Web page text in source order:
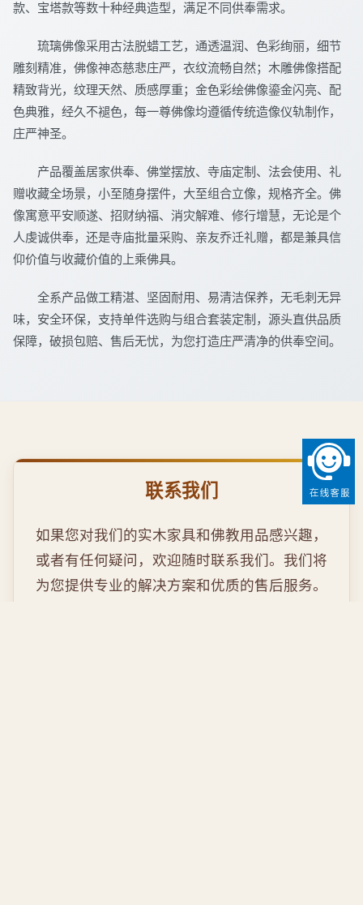
款、宝塔款等数十种经典造型，满足不同供奉需求。
琉璃佛像采用古法脱蜡工艺，通透温润、色彩绚丽，细节
雕刻精准，佛像神态慈悲庄严，衣纹流畅自然；木雕佛像搭配
精致背光，纹理天然、质感厚重；金色彩绘佛像鎏金闪亮、配
色典雅，经久不褪色，每一尊佛像均遵循传统造像仪轨制作，
庄严神圣。
产品覆盖居家供奉、佛堂摆放、寺庙定制、法会使用、礼
赠收藏全场景，小至随身摆件，大至组合立像，规格齐全。佛
像寓意平安顺遂、招财纳福、消灾解难、修行增慧，无论是个
人虔诚供奉，还是寺庙批量采购、亲友乔迁礼赠，都是兼具信
仰价值与收藏价值的上乘佛具。
全系产品做工精湛、坚固耐用、易清洁保养，无毛刺无异
味，安全环保，支持单件选购与组合套装定制，源头直供品质
保障，破损包赔、售后无忧，为您打造庄严清净的供奉空间。
联系我们
如果您对我们的实木家具和佛教用品感兴趣，
或者有任何疑问，欢迎随时联系我们。我们将
为您提供专业的解决方案和优质的售后服务。